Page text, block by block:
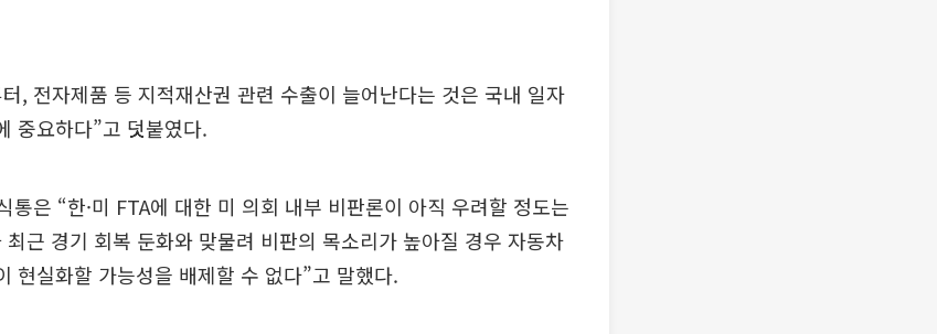
, 전자제품 등 지적재산권 관련 수출이 늘어난다는 것은 국내 일자
중요하다”고 덧붙였다.
통은 “한·미 FTA에 대한 미 의회 내부 비판론이 아직 우려할 정도는
근 경기 회복 둔화와 맞물려 비판의 목소리가 높아질 경우 자동차
현실화할 가능성을 배제할 수 없다”고 말했다.